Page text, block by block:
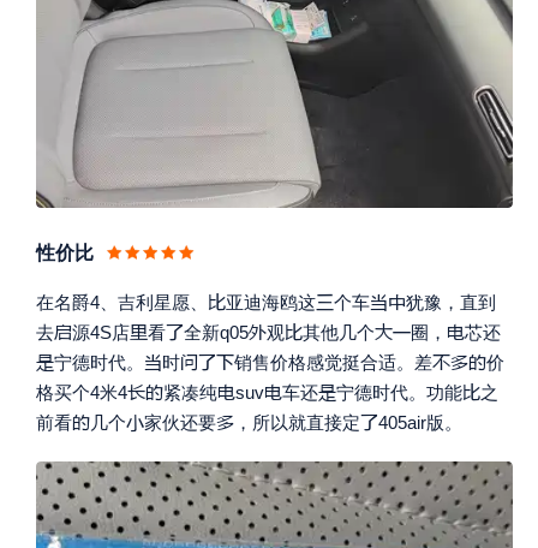
性价比
在名爵4、吉利星愿、 亚迪海鸥这个车犹豫，直到
去源4S店看全新q05观其他几个圈， 芯还
宁德时代。 时销售价格感觉挺合适。差价
格买个4米4紧凑纯suv车还宁德时代。功能之
前看几个家伙还要 ，所以就直接定405air版。